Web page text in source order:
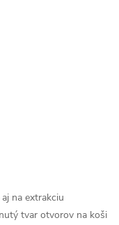
na extrakciu
tvar otvorov na koši